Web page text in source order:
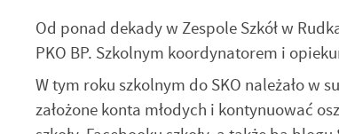
Od ponad dekady w Zespole Szkół w
PKO BP. Szkolnym koordynatorem i
W tym roku szkolnym do SKO należało w
założone konta młodych i kontynuować